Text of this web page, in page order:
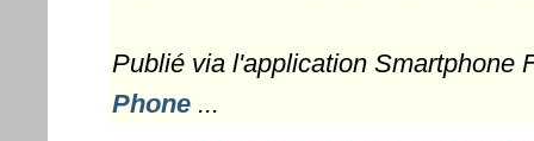
Publié via l'application Smartphone
Phone...